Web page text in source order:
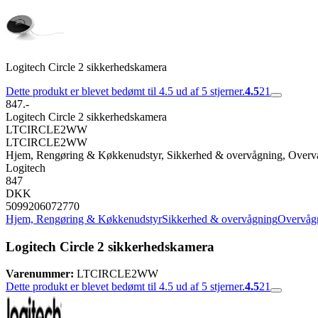
Logitech Circle 2 sikkerhedskamera
Dette produkt er blevet bedømt til 4.5 ud af 5 stjerner.4.521
847.-
Logitech Circle 2 sikkerhedskamera
LTCIRCLE2WW
LTCIRCLE2WW
Hjem, Rengøring & Køkkenudstyr, Sikkerhed & overvågning,
Logitech
847
DKK
5099206072770
Hjem, Rengøring & KøkkenudstyrSikkerhed & overvågning
Logitech Circle 2 sikkerhedskamera
Varenummer: LTCIRCLE2WW
Dette produkt er blevet bedømt til 4.5 ud af 5 stjerner.4.521